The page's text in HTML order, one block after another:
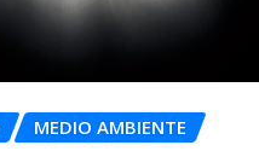
MEDIO AMBIENTE